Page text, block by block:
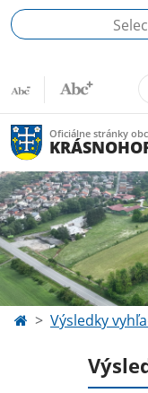
Oficiálne stránky
Výsledky